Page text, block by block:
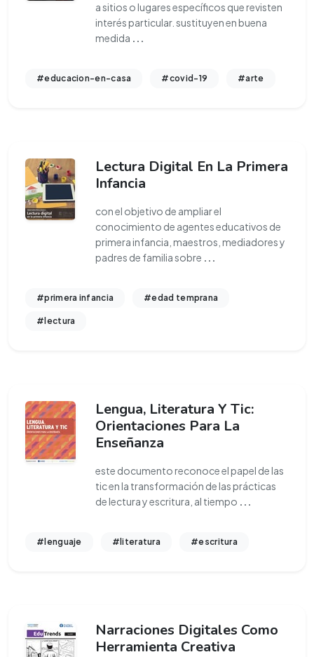
a sitios o lugares específicos que revisten
interés particular. sustituyen en buena
medida ...
#educacion-en-casa #covid-19 #arte
Lectura Digital En La Primera
Infancia
con el objetivo de ampliar el
conocimiento de agentes educativos de
primera infancia, maestros, mediadores y
padres de familia sobre ...
#primera infancia #edad temprana
#lectura
Lengua, Literatura Y Tic:
Orientaciones Para La
Enseñanza
este documento reconoce el papel de las
tic en la transformación de las prácticas
de lectura y escritura, al tiempo ...
#lenguaje #literatura #escritura
Narraciones Digitales Como
Herramienta Creativa